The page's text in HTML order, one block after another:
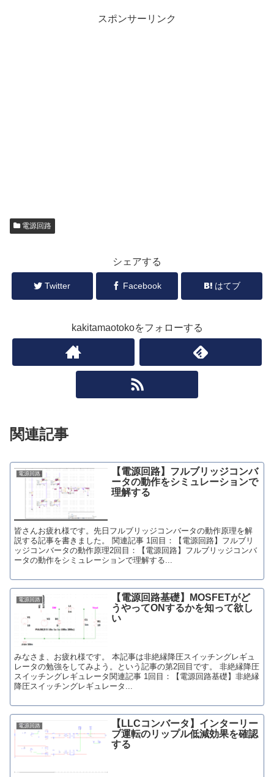
スポンサーリンク
電源回路
シェアする
Twitter Facebook はてブ
kakitamaotokoをフォローする
関連記事
電源回路
【電源回路】フルブリッジコンバ
ータの動作をシミュレーションで
理解する
皆さんお疲れ様です。先日フルブリッジコンバータの動作原理を解
説する記事を書きました。 関連記事 1回目：【電源回路】フルブリ
ッジコンバータの動作原理2回目：【電源回路】フルブリッジコンバ
ータの動作をシミュレーションで理解する...
電源回路
【電源回路基礎】MOSFETがど
うやってONするかを知って欲し
い
みなさま、お疲れ様です。 本記事は非絶縁降圧スイッチングレギュ
レータの勉強をしてみよう。という記事の第2回目です。 非絶縁降圧
スイッチングレギュレータ関連記事 1回目：【電源回路基礎】非絶縁
降圧スイッチングレギュレータ...
電源回路
【LLCコンバータ】インターリー
ブ運転のリップル低減効果を確認
する